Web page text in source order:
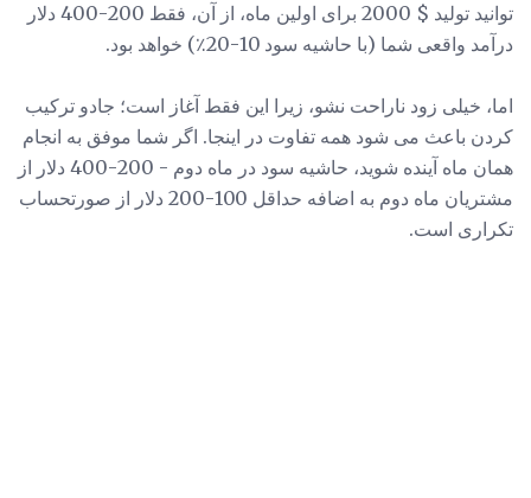
توانید تولید $ 2000 برای اولین ماه، از آن، فقط 200-400 دلار
درآمد واقعی شما (با حاشیه سود 10-20٪) خواهد بود.
اما، خیلی زود ناراحت نشو، زیرا این فقط آغاز است؛ جادو ترکیب
کردن باعث می شود همه تفاوت در اینجا. اگر شما موفق به انجام
همان ماه آینده شوید، حاشیه سود در ماه دوم - 200-400 دلار از
مشتریان ماه دوم به اضافه حداقل 100-200 دلار از صورتحساب
تکراری است.